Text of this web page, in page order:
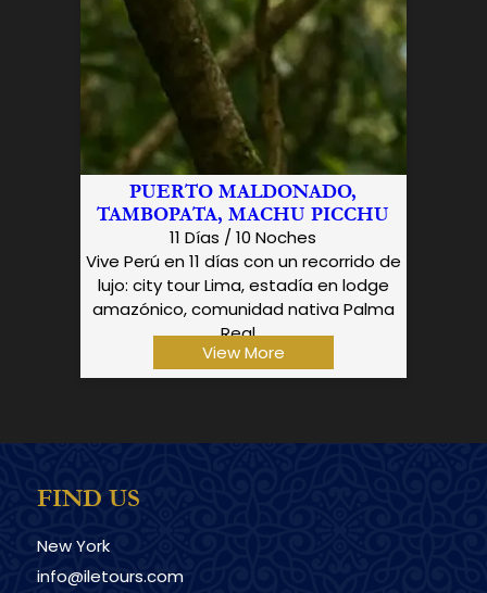
PUERTO MALDONADO,
TAMBOPATA, MACHU PICCHU
11 Días / 10 Noches
Vive Perú en 11 días con un recorrido de
lujo: city tour Lima, estadía en lodge
amazónico, comunidad nativa Palma
Real...
View More
FIND US
New York
info@iletours.com